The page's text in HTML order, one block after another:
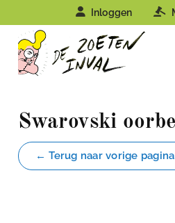
Inloggen
Swarovski
← Terug naar vorige pagina